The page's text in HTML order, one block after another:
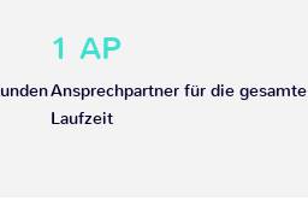
1 AP
Ansprechpartner für die gesamte
Laufzeit